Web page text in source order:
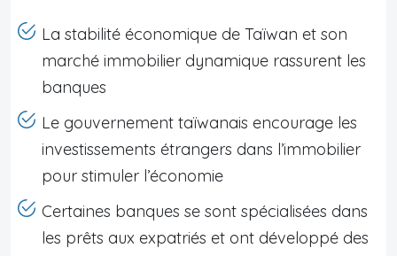
La stabilité économique de Taïwan et son
marché immobilier dynamique rassurent les
banques
Le gouvernement taïwanais encourage les
investissements étrangers dans l’immobilier
pour stimuler l’économie
Certaines banques se sont spécialisées dans
les prêts aux expatriés et ont développé des